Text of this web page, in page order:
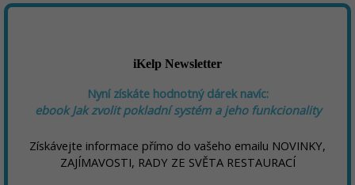
iKelp Newsletter
Nyní získáte hodnotný dárek navíc:
ebookJak zvolit pokladní systém a jeho funkcionality
Získávejte informace přímo do vašeho emailu NOVINKY,
ZAJÍMAVOSTI, RADY ZE SVĚTA RESTAURACÍ